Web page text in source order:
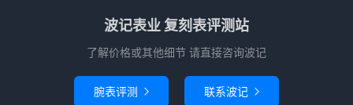
波记表业 复刻表评测站
了解价格或其他细节 请直接咨询波记
腕表评测  联系波记 